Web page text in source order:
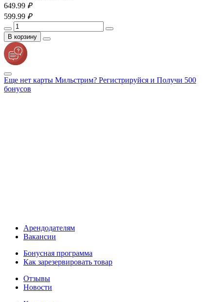
649.99 ₽
599.99 ₽
В корзину
Еще нет карты Мильстрим? Регистрируйся и Получи 500
бонусов
Арендодателям
Вакансии
Бонусная программа
Как зарезервировать товар
Отзывы
Новости